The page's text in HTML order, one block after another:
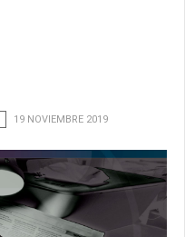
19 NOVIEMBRE 2019